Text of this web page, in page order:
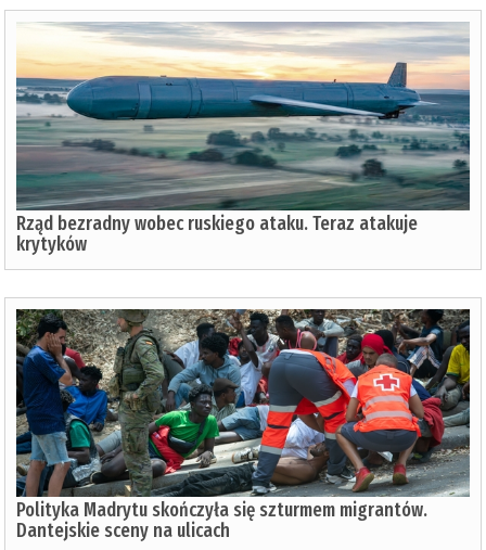
Rząd bezradny wobec ruskiego ataku. Teraz atakuje
krytyków
Polityka Madrytu skończyła się szturmem migrantów.
Dantejskie sceny na ulicach